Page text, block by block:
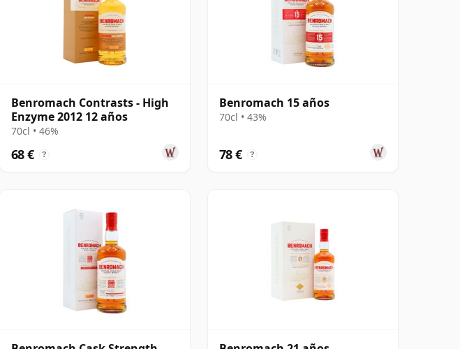
Benromach Contrasts - High
Enzyme 2012 12 años
70cl • 46%
68 € ?
Benromach 15 años
70cl • 43%
78 € ?